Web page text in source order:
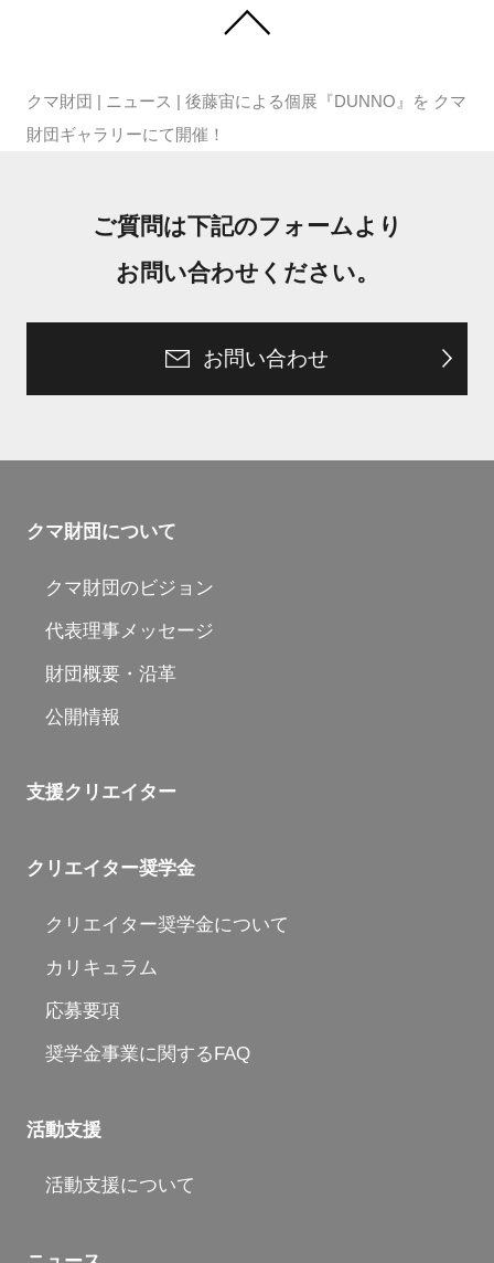
クマ財団 | ニュース | 後藤宙による個展『DUNNO』を クマ
財団ギャラリーにて開催！
ご質問は下記のフォームより
お問い合わせください。
お問い合わせ
クマ財団について
クマ財団のビジョン
代表理事メッセージ
財団概要・沿革
公開情報
支援クリエイター
クリエイター奨学金
クリエイター奨学金について
カリキュラム
応募要項
奨学金事業に関するFAQ
活動支援
活動支援について